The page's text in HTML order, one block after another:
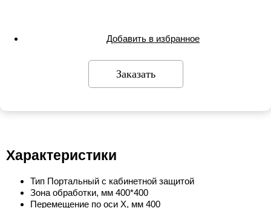
Добавить в избранное
Заказать
Характеристики
Тип Портальный с кабинетной защитой
Зона обработки, мм 400*400
Перемещение по оси X, мм 400